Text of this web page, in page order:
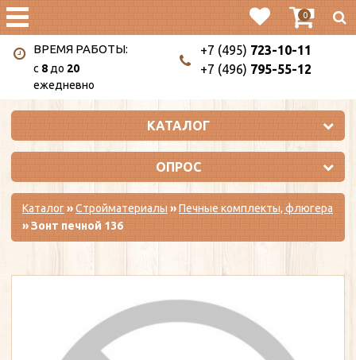
0
ВРЕМЯ РАБОТЫ:
c 8 до 20
ежедневно
+7 (495) 723-10-11
+7 (496) 795-55-12
КАТАЛОГ
ОПРОС
Каталог»Стройматериалы »Печные комплекты, флюгера
» Зонт печной 136